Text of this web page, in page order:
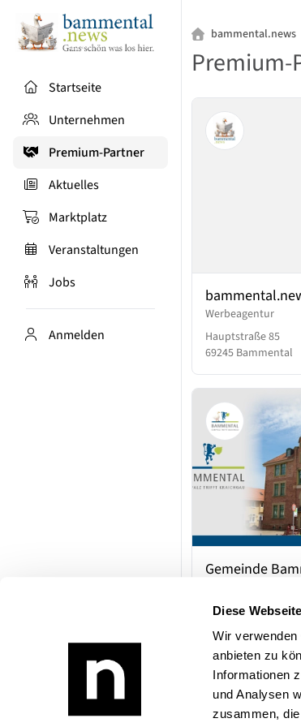
Diese
Wir
anbieten zu
Informationen
und Analysen
zusammen,
Startseite
Unternehmen
Premium-Partner
Aktuelles
Marktplatz
Veranstaltungen
Jobs
Anmelden
bammental.news
Premium-
Werbeagentur
Hauptstraße 85
69245 Bammental
Gemeinde
Hauptstraße 71